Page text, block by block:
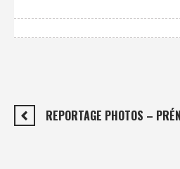
REPORTAGE PHOTOS –